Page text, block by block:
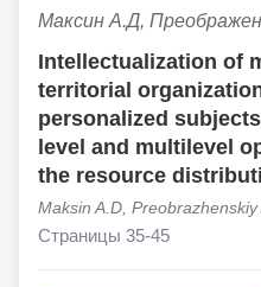
Максин А.Д,
Intellectualization of
territorial
personalized
level and multilevel
the resource
Maksin A.D, Preobrazhenskiy
Страницы 35-45